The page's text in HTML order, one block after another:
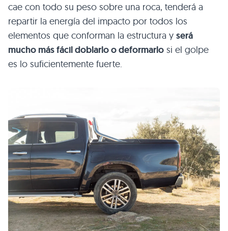
cae con todo su peso sobre una roca, tenderá a
repartir la energía del impacto por todos los
elementos que conforman la estructura y será
mucho más fácil doblarlo o deformarlo si el golpe
es lo suficientemente fuerte.